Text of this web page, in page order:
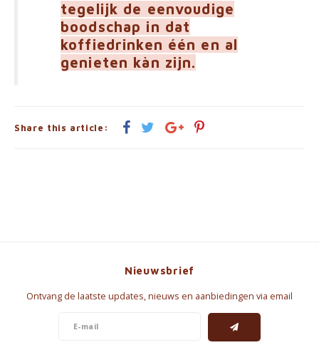
tegelijk de eenvoudige
boodschap in dat
koffiedrinken één en al
genieten kàn zijn.
Share this article:
Nieuwsbrief
Ontvang de laatste updates, nieuws en aanbiedingen via email